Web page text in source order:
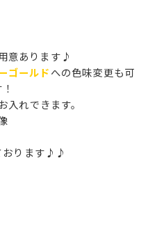
意あります♪
ゴールドへの色味変更も可
入れできます。
おります♪♪